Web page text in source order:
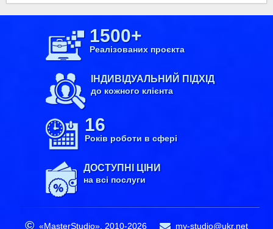
1500+
Реалізованих проєкта
ІНДИВІДУАЛЬНИЙ ПІДХІД
до кожного клієнта
16
Років роботи в сфері
ДОСТУПНІ ЦІНИ
на всі послуги
«MasterStudio», 2010-2026 my-studio@ukr.net